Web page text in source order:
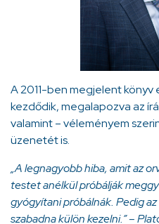
A 2011-ben megjelent
kezdődik, megalapozva az
valamint – véleményem
üzenetét is.
„A legnagyobb hiba, amit az
testet anélkül próbálják
gyógyítani próbálnák. Pedig
szabadna külön kezelni.” –